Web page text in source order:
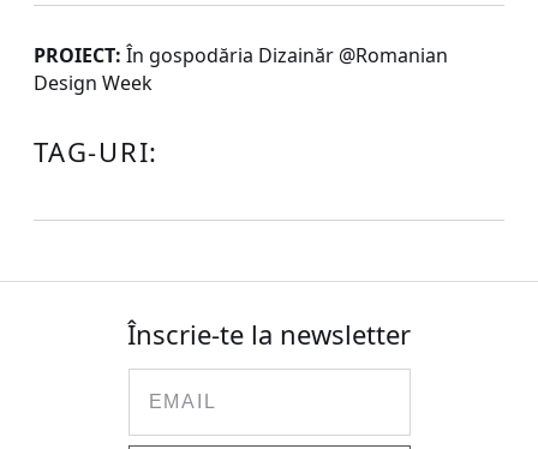
PROIECT: În gospodăria Dizainăr @Romanian
Design Week
TAG-URI:
Înscrie-te la newsletter